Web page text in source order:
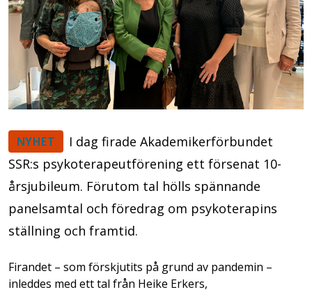
NYHET
I dag firade Akademikerförbundet
SSR:s psykoterapeutförening ett försenat 10-
årsjubileum. Förutom tal hölls spännande
panelsamtal och föredrag om psykoterapins
ställning och framtid.
Firandet – som förskjutits på grund av pandemin –
inleddes med ett tal från Heike Erkers,